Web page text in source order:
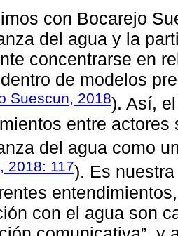
con Bocarejo
del agua y la
concentrarse en
de modelos
Suescun, 2018). Así,
entre
del agua como
2018: 117). Es
con el agua son